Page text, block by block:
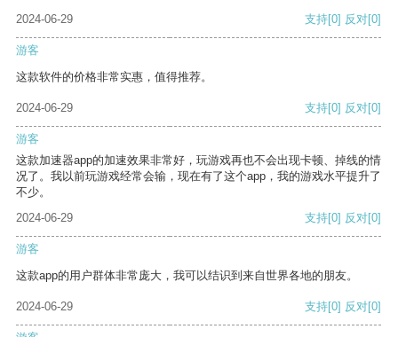
2024-06-29 支持[0] 反对[0]
游客
这款软件的价格非常实惠，值得推荐。
2024-06-29 支持[0] 反对[0]
游客
这款加速器app的加速效果非常好，玩游戏再也不会出现卡顿、掉线的情
况了。我以前玩游戏经常会输，现在有了这个app，我的游戏水平提升了
不少。
2024-06-29
支持[0] 反对[0]
游客
这款app的用户群体非常庞大，我可以结识到来自世界各地的朋友。
2024-06-29 支持[0] 反对[0]